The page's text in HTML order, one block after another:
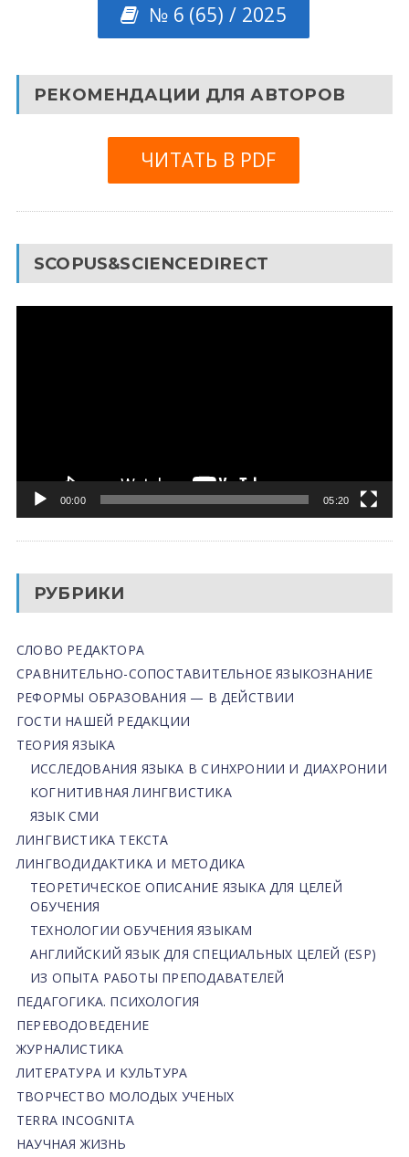
№ 6 (65) / 2025
РЕКОМЕНДАЦИИ ДЛЯ АВТОРОВ
ЧИТАТЬ В PDF
SCOPUS&SCIENCEDIRECT
00:00 05:20
РУБРИКИ
СЛОВО РЕДАКТОРА
СРАВНИТЕЛЬНО-СОПОСТАВИТЕЛЬНОЕ ЯЗЫКОЗНАНИЕ
РЕФОРМЫ ОБРАЗОВАНИЯ — В ДЕЙСТВИИ
ГОСТИ НАШЕЙ РЕДАКЦИИ
ТЕОРИЯ ЯЗЫКА
ИССЛЕДОВАНИЯ ЯЗЫКА В СИНХРОНИИ И ДИАХРОНИИ
КОГНИТИВНАЯ ЛИНГВИСТИКА
ЯЗЫК СМИ
ЛИНГВИСТИКА ТЕКСТА
ЛИНГВОДИДАКТИКА И МЕТОДИКА
ТЕОРЕТИЧЕСКОЕ ОПИСАНИЕ ЯЗЫКА ДЛЯ ЦЕЛЕЙ
ОБУЧЕНИЯ
ТЕХНОЛОГИИ ОБУЧЕНИЯ ЯЗЫКАМ
АНГЛИЙСКИЙ ЯЗЫК ДЛЯ СПЕЦИАЛЬНЫХ ЦЕЛЕЙ (ESP)
ИЗ ОПЫТА РАБОТЫ ПРЕПОДАВАТЕЛЕЙ
ПЕДАГОГИКА. ПСИХОЛОГИЯ
ПЕРЕВОДОВЕДЕНИЕ
ЖУРНАЛИСТИКА
ЛИТЕРАТУРА И КУЛЬТУРА
ТВОРЧЕСТВО МОЛОДЫХ УЧЕНЫХ
TERRA INCOGNITA
НАУЧНАЯ ЖИЗНЬ